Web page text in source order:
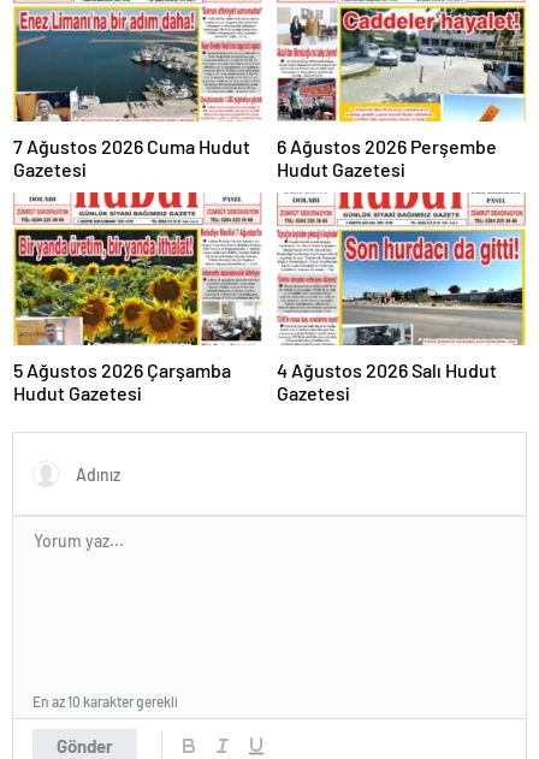
7 Ağustos 2026 Cuma Hudut
Gazetesi
6 Ağustos 2026 Perşembe
Hudut Gazetesi
5 Ağustos 2026 Çarşamba
Hudut Gazetesi
4 Ağustos 2026 Salı Hudut
Gazetesi
Gönder
En az 10 karakter gerekli